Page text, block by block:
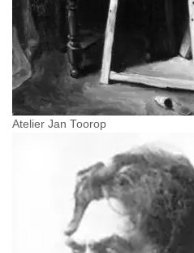
Atelier Jan Toorop